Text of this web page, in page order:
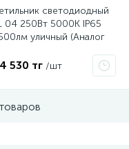
светодиодный
04 250Вт 5000К IP65
уличный (Аналог
530 тг /шт